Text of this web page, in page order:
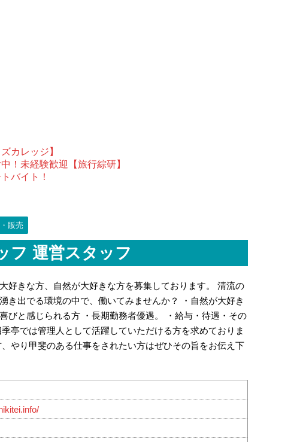
カレッジ】
！未経験歓迎【旅行綜研】
バイト！
販売
フ 運営スタッフ
きな方、自然が大好きな方を募集しております。 清流の
き出でる環境の中で、働いてみませんか？ ・自然が大好き
びと感じられる方 ・長期勤務者優遇。 ・給与・待遇・その
では管理人として活躍していただける方を求めておりま
やり甲斐のある仕事をされたい方はぜひその旨をお伝え下